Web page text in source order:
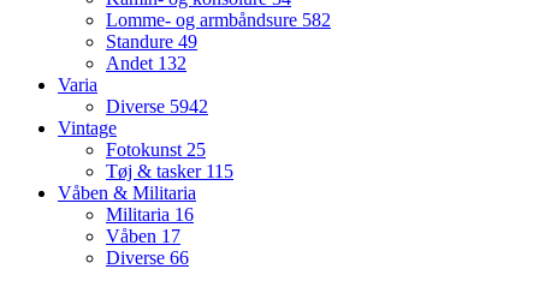
Lomme- og armbåndsure 582
Standure 49
Andet 132
Varia
Diverse 5942
Vintage
Fotokunst25
Tøj & tasker 115
Våben & Militaria
Militaria 16
Våben 17
Diverse 66